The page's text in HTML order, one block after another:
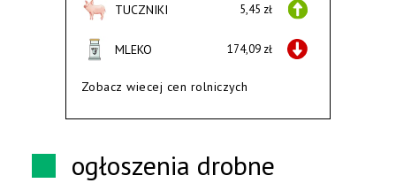
TUCZNIKI 5,45 zł
MLEKO 174,09 zł
Zobacz wiecej cen rolniczych
ogłoszenia drobne